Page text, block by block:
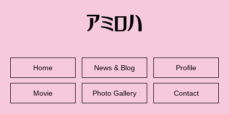
Home News & Blog Profile
Movie Photo Gallery Contact